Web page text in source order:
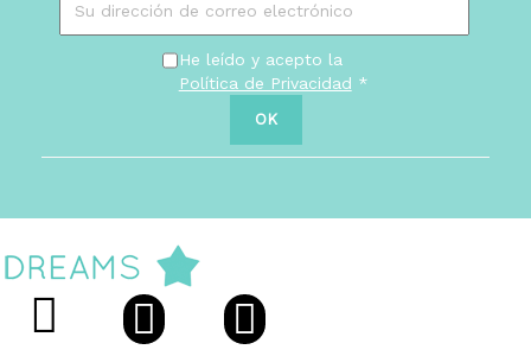
He leído y acepto la
Política de Privacidad *